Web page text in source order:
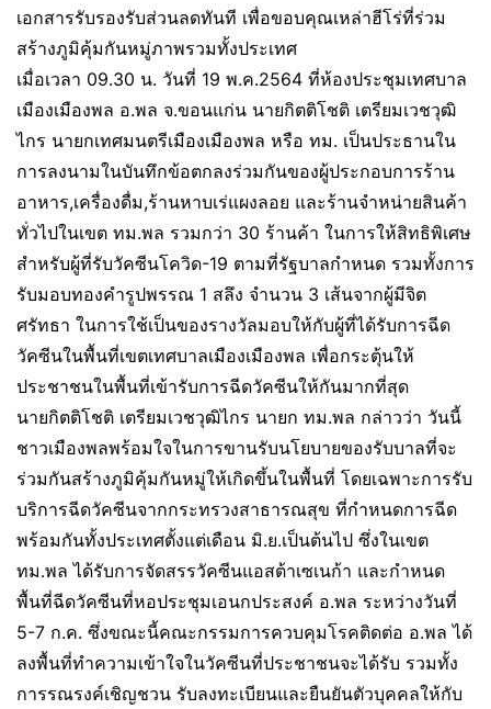
เอกสารรับรองรับส่วนลดทันที เพื่อขอบคุณเหล่าฮีโร่ที่ร่วม
สร้างภูมิคุ้มกันหมู่ภาพรวมทั้งประเทศ
เมื่อเวลา 09.30 น. วันที่ 19 พ.ค.2564 ที่ห้องประชุมเทศบาล
เมืองเมืองพล อ.พล จ.ขอนแก่น นายกิตติโชติ เตรียมเวชวุฒิ
ไกร นายกเทศมนตรีเมืองเมืองพล หรือ ทม. เป็นประธานใน
การลงนามในบันทึกข้อตกลงร่วมกันของผู้ประกอบการร้าน
อาหาร,เครื่องดื่ม,ร้านหาบเร่แผงลอย และร้านจำหน่ายสินค้า
ทั่วไปในเขต ทม.พล รวมกว่า 30 ร้านค้า ในการให้สิทธิพิเศษ
สำหรับผู้ที่รับวัคซีนโควิด-19 ตามที่รัฐบาลกำหนด รวมทั้งการ
รับมอบทองคำรูปพรรณ 1 สลึง จำนวน 3 เส้นจากผู้มีจิต
ศรัทธา ในการใช้เป็นของรางวัลมอบให้กับผู้ที่ได้รับการฉีด
วัคซีนในพื้นที่เขตเทศบาลเมืองเมืองพล เพื่อกระตุ้นให้
ประชาชนในพื้นที่เข้ารับการฉีดวัคซีนให้กันมากที่สุด
นายกิตติโชติ เตรียมเวชวุฒิไกร นายก ทม.พล กล่าวว่า วันนี้
ชาวเมืองพลพร้อมใจในการขานรับนโยบายของรับบาลที่จะ
ร่วมกันสร้างภูมิคุ้มกันหมู่ให้เกิดขึ้นในพื้นที่ โดยเฉพาะการรับ
บริการฉีดวัคซีนจากกระทรวงสาธารณสุข ที่กำหนดการฉีด
พร้อมกันทั้งประเทศตั้งแต่เดือน มิ.ย.เป็นต้นไป ซึ่งในเขต
ทม.พล ได้รับการจัดสรรวัคซีนแอสต้าเซเนก้า และกำหนด
พื้นที่ฉีดวัคซีนที่หอประชุมเอนกประสงค์ อ.พล ระหว่างวันที่
5-7 ก.ค. ซึ่งขณะนี้คณะกรรมการควบคุมโรคติดต่อ อ.พล ได้
ลงพื้นที่ทำความเข้าใจในวัคซีนที่ประชาชนจะได้รับ รวมทั้ง
การรณรงค์เชิญชวน รับลงทะเบียนและยืนยันตัวบุคคลให้กับ